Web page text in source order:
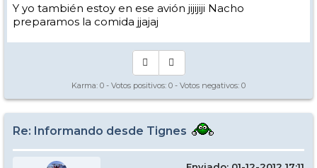
Y yo también estoy en ese avión jijijiji Nacho
preparamos la comida jjajaj
Karma: 0 - Votos positivos: 0 - Votos negativos: 0
Re: Informando desde Tignes